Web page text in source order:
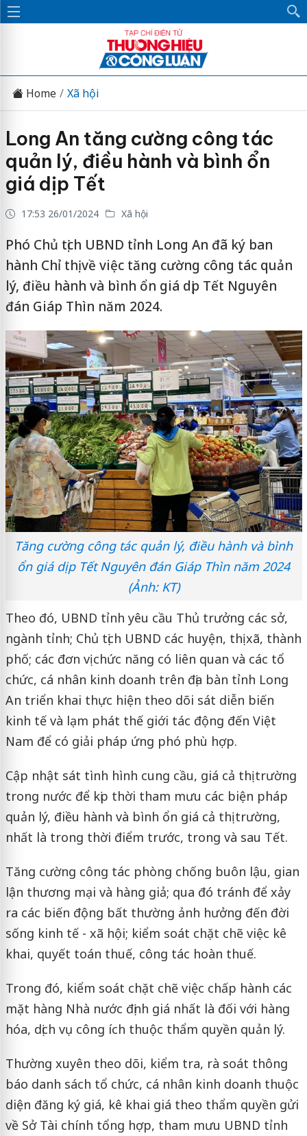
Home Xã hội
Long An tăng cường công tác
quản lý, điều hành và bình ổn
giá dịp Tết
17:53 26/01/2024 Xã hội
Phó Chủ tịch UBND tỉnh Long An đã ký ban
hành Chỉ thị về việc tăng cường công tác quản
lý, điều hành và bình ổn giá dịp Tết Nguyên
đán Giáp Thìn năm 2024.
Tăng cường công tác quản lý, điều hành và bình
ổn giá dịp Tết Nguyên đán Giáp Thìn năm 2024
(Ảnh: KT)
Theo đó, UBND tỉnh yêu cầu Thủ trưởng các sở,
ngành tỉnh; Chủ tịch UBND các huyện, thị xã, thành
phố; các đơn vị chức năng có liên quan và các tổ
chức, cá nhân kinh doanh trên địa bàn tỉnh Long
An triển khai thực hiện theo dõi sát diễn biến
kinh tế và lạm phát thế giới tác động đến Việt
Nam để có giải pháp ứng phó phù hợp.
Cập nhật sát tình hình cung cầu, giá cả thị trường
trong nước để kịp thời tham mưu các biện pháp
quản lý, điều hành và bình ổn giá cả thị trường,
nhất là trong thời điểm trước, trong và sau Tết.
Tăng cường công tác phòng chống buôn lậu, gian
lận thương mại và hàng giả; qua đó tránh để xảy
ra các biến động bất thường ảnh hưởng đến đời
sống kinh tế - xã hội; kiểm soát chặt chẽ việc kê
khai, quyết toán thuế, công tác hoàn thuế.
Trong đó, kiểm soát chặt chẽ việc chấp hành các
mặt hàng Nhà nước định giá nhất là đối với hàng
hóa, dịch vụ công ích thuộc thẩm quyền quản lý.
Thường xuyên theo dõi, kiểm tra, rà soát thông
báo danh sách tổ chức, cá nhân kinh doanh thuộc
diện đăng ký giá, kê khai giá theo thẩm quyền gửi
về Sở Tài chính tổng hợp, tham mưu UBND tỉnh